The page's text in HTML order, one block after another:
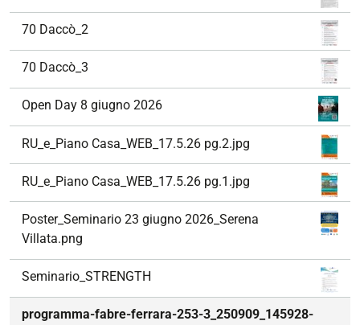
70 Daccò_2
70 Daccò_3
Open Day 8 giugno 2026
RU_e_Piano Casa_WEB_17.5.26 pg.2.jpg
RU_e_Piano Casa_WEB_17.5.26 pg.1.jpg
Poster_Seminario 23 giugno 2026_Serena
Villata.png
Seminario_STRENGTH
programma-fabre-ferrara-253-3_250909_145928-